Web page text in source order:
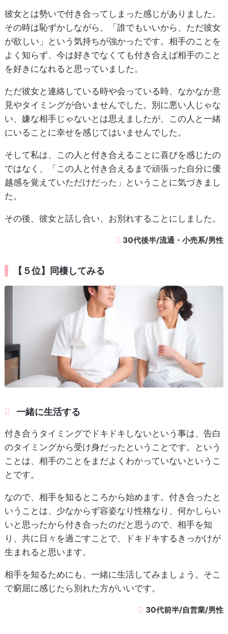
彼女とは勢いで付き合ってしまった感じがありました。
その時は恥ずかしながら、「誰でもいいから、ただ彼女
が欲しい」という気持ちが強かったです。相手のことを
よく知らず、今は好きでなくても付き合えば相手のこと
を好きになれると思っていました。
ただ彼女と連絡している時や会っている時、なかなか意
見やタイミングが合いませんでした。別に悪い人じゃな
い、嫌な相手じゃないとは思えましたが、この人と一緒
にいることに幸せを感じてはいませんでした。
そして私は、この人と付き合えることに喜びを感じたの
ではなく、「この人と付き合えるまで頑張った自分に優
越感を覚えていただけだった」ということに気づきまし
た。
その後、彼女と話し合い、お別れすることにしました。
30代後半/流通・小売系/男性
【５位】同棲してみる
一緒に生活する
付き合うタイミングでドキドキしないという事は、告白
のタイミングから受け身だったということです。という
ことは、相手のことをまだよくわかっていないというこ
とです。
なので、相手を知るところから始めます。付き合ったと
いうことは、少なからず容姿なり性格なり、何かしらい
いと思ったから付き合ったのだと思うので、相手を知
り、共に日々を過ごすことで、ドキドキするきっかけが
生まれると思います。
相手を知るためにも、一緒に生活してみましょう。そこ
で窮屈に感じたら別れた方がいいです。
30代前半/自営業/男性